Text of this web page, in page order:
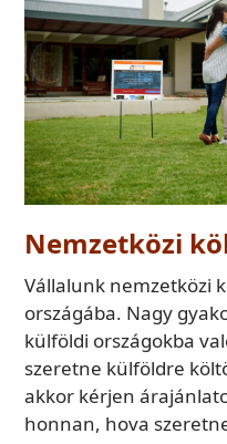
Nemzetközi
Vállalunk nemzetközi
országába. Nagy
külföldi országokba
szeretne külföldre
akkor kérjen
honnan, hova